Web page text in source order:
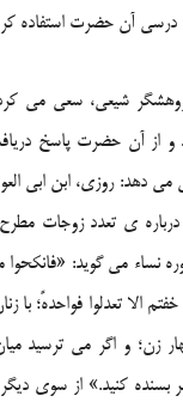
درسی آن حضرت استفاده
شیعی، سعی می
و از آن حضرت پاسخ
دهد: روزی، ابن ابی
ی تعدد زوجات
نساء می گوید: «فانکحوا
الا تعدلوا فواحدهً؛ با
زن؛ و اگر می ترسید